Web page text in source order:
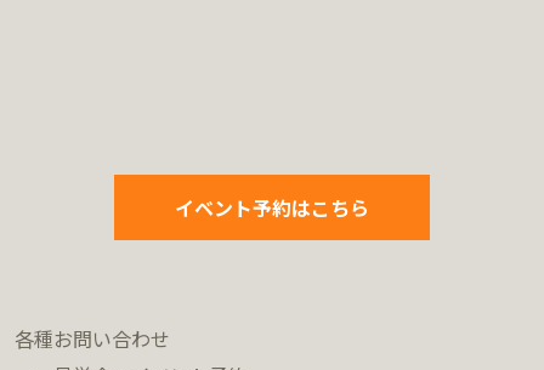
イベント予約はこちら
各種お問い合わせ